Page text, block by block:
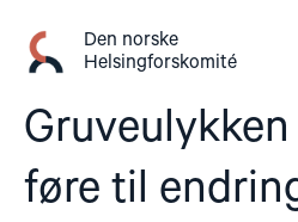
innhold
Den norske
Helsingforskomité
Gruveulykken
føre til